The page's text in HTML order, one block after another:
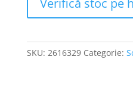
Verifică stoc pe
SKU: 2616329 Categorie: